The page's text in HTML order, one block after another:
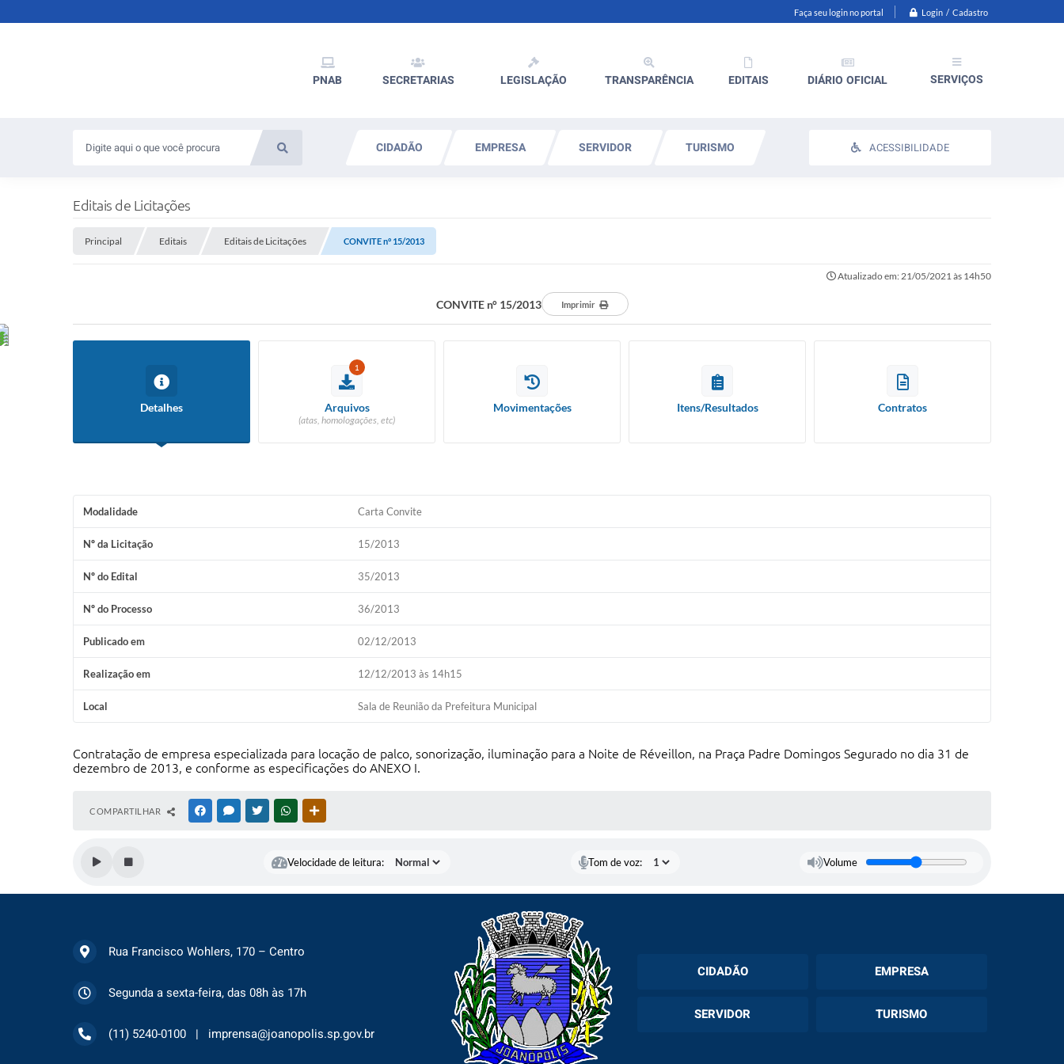
Faça seu login no portal Login / Cadastro
PNAB SECRETARIAS LEGISLAÇÃO TRANSPARÊNCIA EDITAIS DIÁRIO OFICIAL SERVIÇOS
CIDADÃO EMPRESA SERVIDOR TURISMO ACESSIBILIDADE
Editais de Licitações
Principal Editais Editais de Licitações CONVITE n° 15/2013
Atualizado em: 21/05/2021 às 14h50
CONVITE n° 15/2013 Imprimir
Detalhes
1
Arquivos
(atas, homologações, etc)
Movimentações Itens/Resultados Contratos
Modalidade Carta Convite
Nº da Licitação 15/2013
Nº do Edital 35/2013
Nº do Processo 36/2013
Publicado em 02/12/2013
Realização em 12/12/2013 às 14h15
Local Sala de Reunião da Prefeitura Municipal
Contratação de empresa especializada para locação de palco, sonorização, iluminação para a Noite de Réveillon, na Praça Padre Domingos Segurado no dia 31 de
dezembro de 2013, e conforme as especificações do ANEXO I.
COMPARTILHAR FACEBOOKMESSENGER
TWITTERWHATSAPP
Velocidade de leitura: Tom de voz: Volume
Rua Francisco Wohlers, 170 – Centro
Segunda a sexta-feira, das 08h às 17h
(11) 5240-0100 imprensa@joanopolis.sp.gov.br
CIDADÃO
Cadastro Lista de
Espera das Creches
EMPRESA
Diário Oficial
SERVIDOR TURISMO